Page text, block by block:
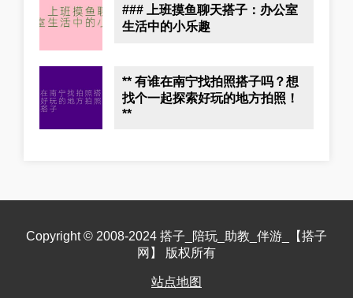
### 上班摸鱼聊天搭子：办公室
生活中的小乐趣
** 有谁在南宁找拍照搭子吗？想
找个一起探索好玩的地方拍照！
**
Copyright © 2008-2024 搭子_陪玩_助教_伴游_【搭子
网】 版权所有
站点地图